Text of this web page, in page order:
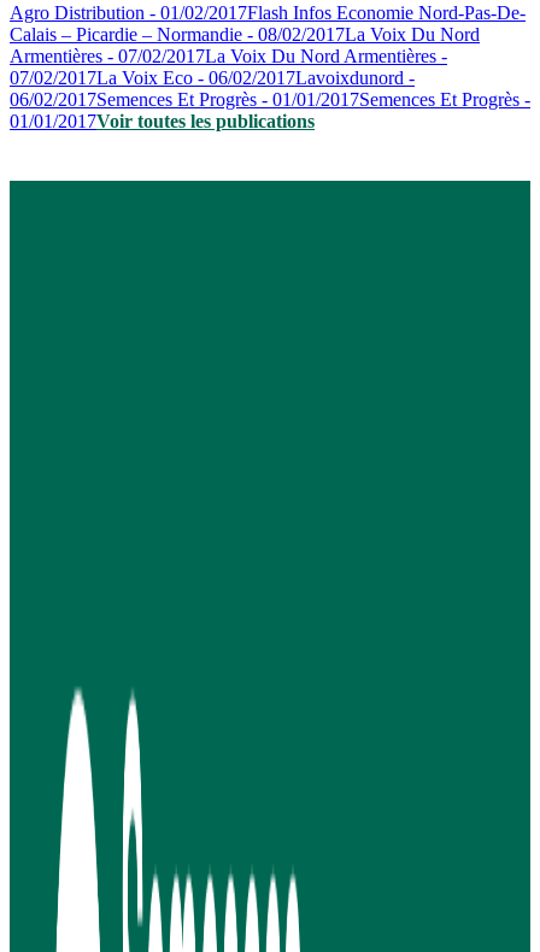
Agro Distribution - 01/02/2017Flash Infos Economie Nord-Pas-De-
Calais – Picardie – Normandie - 08/02/2017La Voix Du Nord
Armentières - 07/02/2017La Voix Du Nord Armentières -
07/02/2017La Voix Eco - 06/02/2017Lavoixdunord -
06/02/2017Semences Et Progrès - 01/01/2017Semences Et Progrès -
01/01/2017Voir toutes les publications